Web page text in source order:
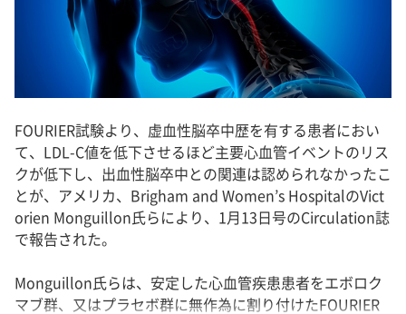
FOURIER試験より、虚血性脳卒中歴を有する患者におい
て、LDL-C値を低下させるほど主要心血管イベントのリス
クが低下し、出血性脳卒中との関連は認められなかったこ
とが、アメリカ、Brigham and Women’s HospitalのVict
orien Monguillon氏らにより、1月13日号のCirculation誌
で報告された。
Monguillon氏らは、安定した心血管疾患患者をエボロク
マブ群、又はプラセボ群に無作為に割り付けたFOURIER